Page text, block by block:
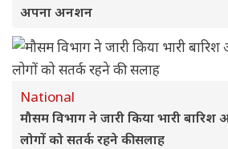
अपना अनशन
National
मौसम विभाग ने जारी किया भारी
लोगों को सतर्क रहने की सलाह